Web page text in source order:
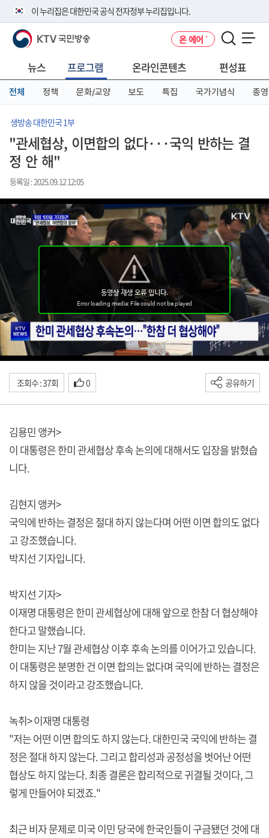
이 누리집은 대한민국 공식 전자정부 누리집입니다.
공식 누리집 주소 확인하기
니다.
이밖에 or.kr 또는 .kr등 다른 도메인 주소를 사용하고 있다면 아래 URL에
서 도메인 주소를 확인해 보세요
KTV 국민방송 온 에어
뉴스 프로그램 온라인콘텐츠 편성표
전체 정책 문화/교양 보도 특집 국가기념식 종영
생방송 대한민국 1부
"관세협상, 이면합의 없다···국익 반하는 결
정 안 해"
등록일 : 2025.09.12 12:05
조회수 : 37회 0 공유하기
김용민 앵커>
이 대통령은 한미 관세협상 후속 논의에 대해서도 입장을 밝혔습
니다.
김현지 앵커>
국익에 반하는 결정은 절대 하지 않는다며 어떤 이면 합의도 없다
고 강조했습니다.
박지선 기자입니다.
박지선 기자>
이재명 대통령은 한미 관세협상에 대해 앞으로 한참 더 협상해야
한다고 말했습니다.
한미는 지난 7월 관세협상 이후 후속 논의를 이어가고 있습니다.
이 대통령은 분명한 건 이면 합의는 없다며 국익에 반하는 결정은
하지 않을 것이라고 강조했습니다.
녹취> 이재명 대통령
"저는 어떤 이면 합의도 하지 않는다. 대한민국 국익에 반하는 결
정은 절대 하지 않는다. 그리고 합리성과 공정성을 벗어난 어떤
협상도 하지 않는다. 최종 결론은 합리적으로 귀결될 것이다, 그
렇게 만들어야 되겠죠."
최근 비자 문제로 미국 이민 당국에 한국인들이 구금됐던 것에 대